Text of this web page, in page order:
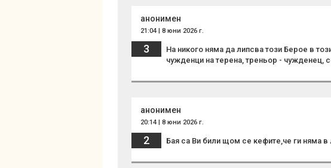
анонимен
21:04 | 8 юни 2026 г.
3
На никого няма да липсва този Берое в
чужденци на терена, треньор - чужденец,
анонимен
20:14 | 8 юни 2026 г.
2 Бая са Ви били щом се кефите,че ги няма в